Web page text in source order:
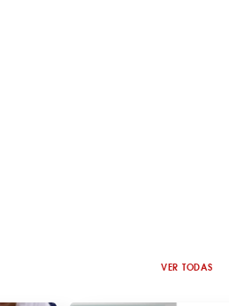
VER TODAS